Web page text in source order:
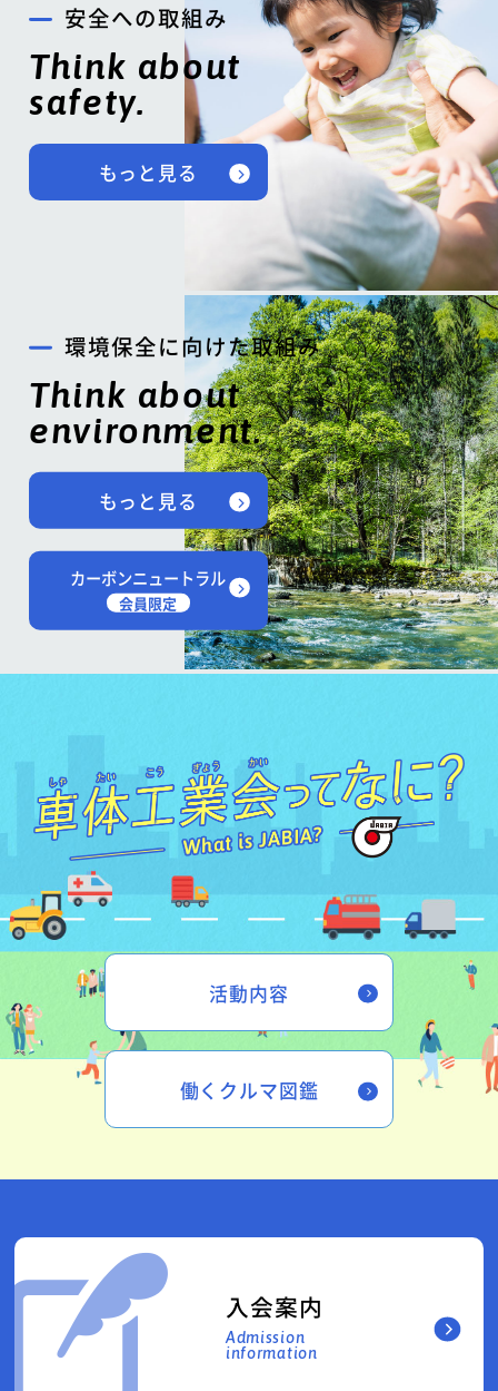
安全への取組み
Think about
safety.
もっと見る
環境保全に向けた取組み
Think about
environment.
もっと見る
カーボンニュートラル
会員限定
活動内容
働くクルマ図鑑
入会案内
Admission
information